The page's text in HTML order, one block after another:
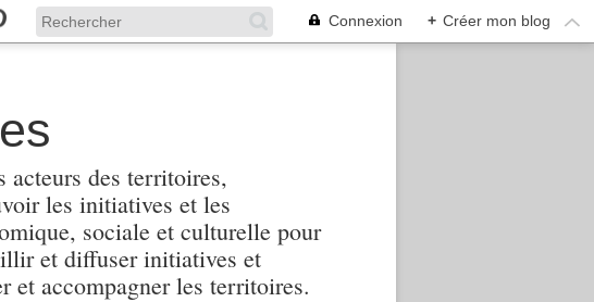
Connexion + Créer mon blog
des territoires,
les initiatives et les
sociale et culturelle pour
et diffuser initiatives et
et accompagner les territoires.